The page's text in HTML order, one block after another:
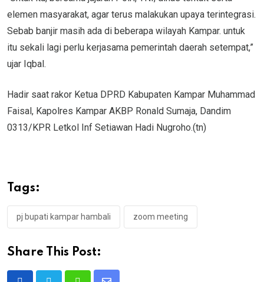
elemen masyarakat, agar terus malakukan upaya terintegrasi.
Sebab banjir masih ada di beberapa wilayah Kampar. untuk
itu sekali lagi perlu kerjasama pemerintah daerah setempat,”
ujar Iqbal.
Hadir saat rakor Ketua DPRD Kabupaten Kampar Muhammad
Faisal, Kapolres Kampar AKBP Ronald Sumaja, Dandim
0313/KPR Letkol Inf Setiawan Hadi Nugroho.(tn)
Tags:
pj bupati kampar hambali zoom meeting
Share This Post: